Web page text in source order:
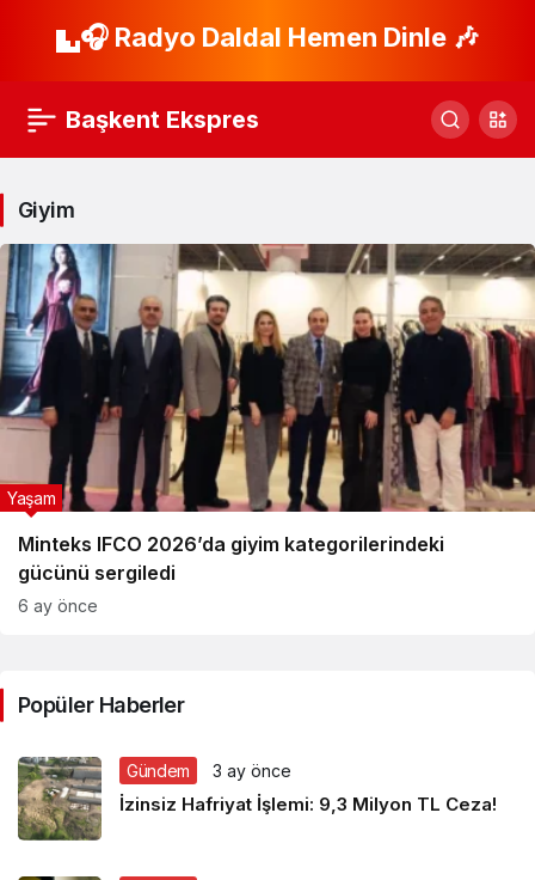
🎧 Radyo Daldal Hemen Dinle 🎶
Başkent Ekspres
Giyim
Minteks IFCO 2026’da giyim kategorilerindeki
gücünü sergiledi
Yaşam
6 ay önce
Popüler Haberler
Gündem 3 ay önce
İzinsiz Hafriyat İşlemi: 9,3 Milyon TL Ceza!